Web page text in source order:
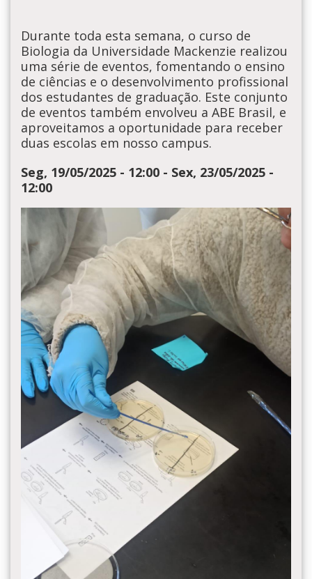
Durante toda esta semana, o curso de
Biologia da Universidade Mackenzie realizou
uma série de eventos, fomentando o ensino
de ciências e o desenvolvimento profissional
dos estudantes de graduação. Este conjunto
de eventos também envolveu a ABE Brasil, e
aproveitamos a oportunidade para receber
duas escolas em nosso campus.
Seg, 19/05/2025 - 12:00 - Sex, 23/05/2025 -
12:00